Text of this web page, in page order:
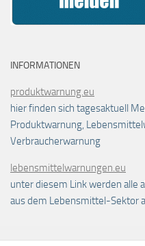
INFORMATIONEN
produktwarnung.eu
hier finden sich tagesaktuell
Produktwarnung,
Verbraucherwarnung
lebensmittelwarnungen.eu
unter diesem Link werden alle
aus dem Lebensmittel-Sektor